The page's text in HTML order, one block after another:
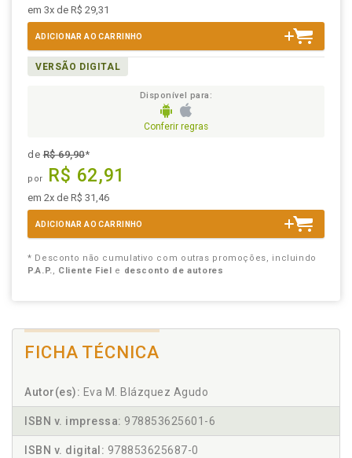
em 3x de R$ 29,31
ADICIONAR AO CARRINHO
VERSÃO DIGITAL
Disponível para:
Conferir regras
deR$ 69,90*
por R$ 62,91
em 2x de R$ 31,46
ADICIONAR AO CARRINHO
* Desconto não cumulativo com outras promoções, incluindo
P.A.P., Cliente Fiel e desconto de autores
FICHA TÉCNICA
Autor(es): Eva M. Blázquez Agudo
ISBN v. impressa: 978853625601-6
ISBN v. digital: 978853625687-0